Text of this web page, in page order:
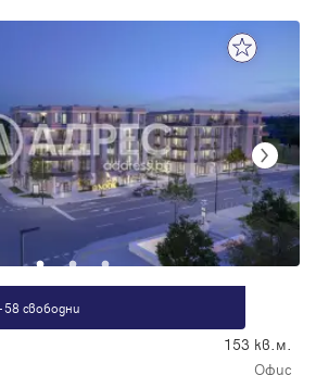
свободни
153 кв.м.
Офис